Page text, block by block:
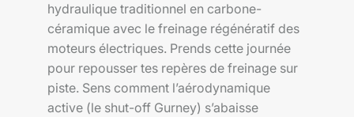
hydraulique traditionnel en carbone-
céramique avec le freinage régénératif des
moteurs électriques. Prends cette journée
pour repousser tes repères de freinage sur
piste. Sens comment l’aérodynamique
active (le shut-off Gurney) s’abaisse